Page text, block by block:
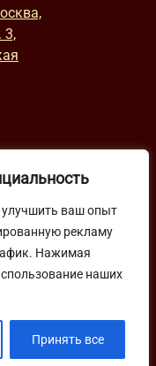
ваш опыт
рекламу
Нажимая
наших
Принять все
3,
19:30